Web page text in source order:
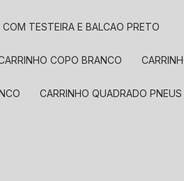
COM TESTEIRA E BALCAO PRETO
CARRINHO COPO BRANCO
CARRINHO QUADRADO